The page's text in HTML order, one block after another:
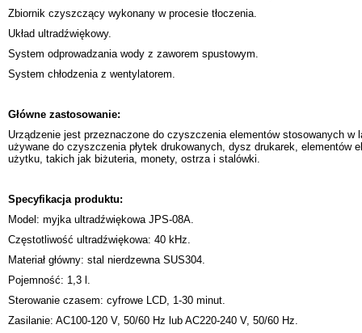
Zbiornik czyszczący wykonany w procesie tłoczenia.
Układ ultradźwiękowy.
System odprowadzania wody z zaworem spustowym.
System chłodzenia z wentylatorem.
Główne zastosowanie:
Urządzenie jest przeznaczone do czyszczenia elementów stosowanych
używane do czyszczenia płytek drukowanych, dysz drukarek,
użytku, takich jak biżuteria, monety, ostrza i stalówki.
Specyfikacja produktu:
Model: myjka ultradźwiękowa JPS-08A.
Częstotliwość ultradźwiękowa: 40 kHz.
Materiał główny: stal nierdzewna SUS304.
Pojemność: 1,3 l.
Sterowanie czasem: cyfrowe LCD, 1-30 minut.
Zasilanie: AC100-120 V, 50/60 Hz lub AC220-240 V, 50/60 Hz.